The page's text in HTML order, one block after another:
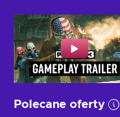
Polecane oferty